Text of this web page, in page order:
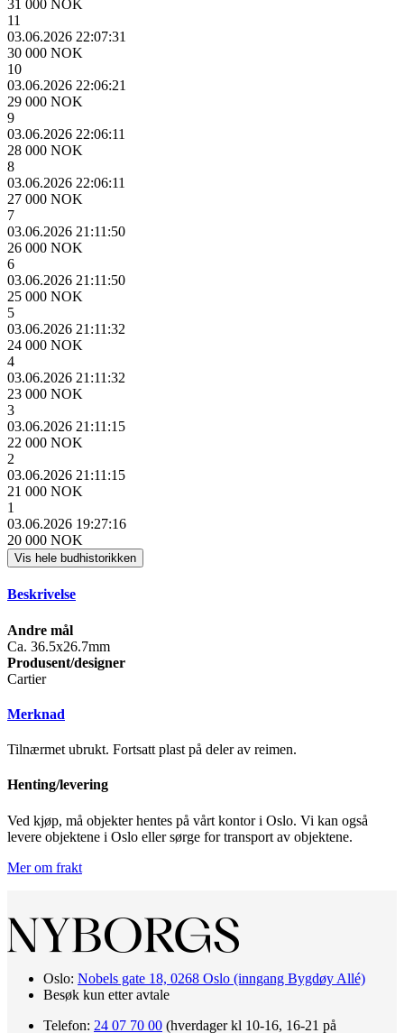
31 000 NOK
11
03.06.2026 22:07:31
30 000 NOK
10
03.06.2026 22:06:21
29 000 NOK
9
03.06.2026 22:06:11
28 000 NOK
8
03.06.2026 22:06:11
27 000 NOK
7
03.06.2026 21:11:50
26 000 NOK
6
03.06.2026 21:11:50
25 000 NOK
5
03.06.2026 21:11:32
24 000 NOK
4
03.06.2026 21:11:32
23 000 NOK
3
03.06.2026 21:11:15
22 000 NOK
2
03.06.2026 21:11:15
21 000 NOK
1
03.06.2026 19:27:16
20 000 NOK
Vis hele budhistorikken
Beskrivelse
Andre mål
Ca. 36.5x26.7mm
Produsent/designer
Cartier
Merknad
Tilnærmet ubrukt. Fortsatt plast på deler av reimen.
Henting/levering
Ved kjøp, må objekter hentes på vårt kontor i Oslo. Vi kan også
levere objektene i Oslo eller sørge for transport av objektene.
Mer om frakt
Oslo: Nobels gate 18, 0268 Oslo (inngang Bygdøy Allé)
Besøk kun etter avtale
Telefon: 24 07 70 00 (hverdager kl 10-16, 16-21 på